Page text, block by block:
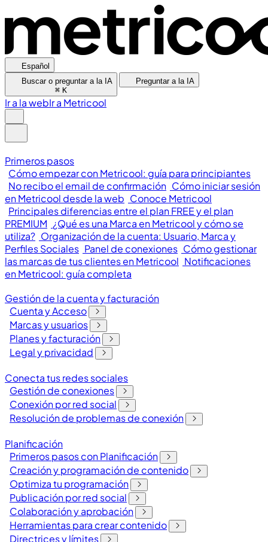
Español
Buscar o preguntar a la IA
⌘ K
Preguntar a la IA
Ir a la webIr a Metricool
Primeros pasos
Cómo empezar con Metricool: guía para principiantes
No recibo el email de confirmación Cómo iniciar sesión
en Metricool desde la web Conoce Metricool
Principales diferencias entre el plan FREE y el plan
PREMIUM ¿Qué es una Marca en Metricool y cómo se
utiliza? Organización de la cuenta: Usuario, Marca y
Perfiles Sociales Panel de conexiones Cómo gestionar
las marcas de tus clientes en Metricool Notificaciones
en Metricool: guía completa
Gestión de la cuenta y facturación
Cuenta y Acceso
Marcas y usuarios
Planes y facturación
Legal y privacidad
Conecta tus redes sociales
Gestión de conexiones
Conexión por red social
Resolución de problemas de conexión
Planificación
Primeros pasos con Planificación
Creación y programación de contenido
Optimiza tu programación
Publicación por red social
Colaboración y aprobación
Herramientas para crear contenido
Directrices y límites